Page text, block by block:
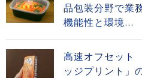
品包装分野で業
機能性と環境...
高速オフセット
ッジプリント」